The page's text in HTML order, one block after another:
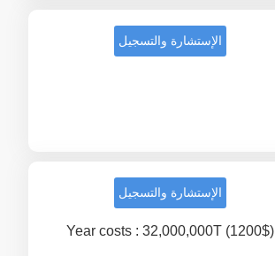
الإستشارة والتسجيل
الإستشارة والتسجيل
Year costs : 32,000,000T (1200$)